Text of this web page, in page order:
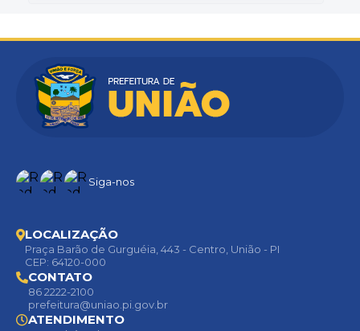
Siga-nos
LOCALIZAÇÃO
Praça Barão de Gurguéia, 443 - Centro, União - PI
CEP: 64120-000
CONTATO
86 2222-2100
prefeitura@uniao.pi.gov.br
ATENDIMENTO